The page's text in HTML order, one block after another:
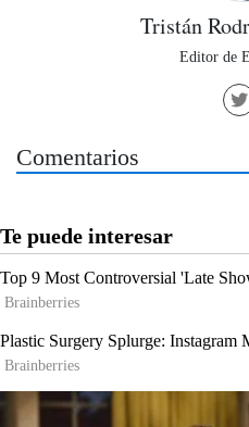
Tristán
Editor de
Comentarios